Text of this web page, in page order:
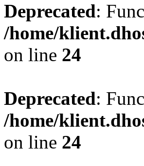
Deprecated:
/home/
on line 24
Deprecated:
/home/
on line 24